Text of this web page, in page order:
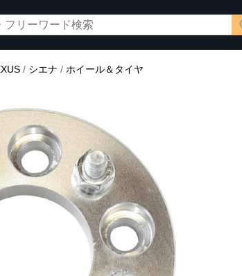
/ シエナ / ホイール＆タイヤ